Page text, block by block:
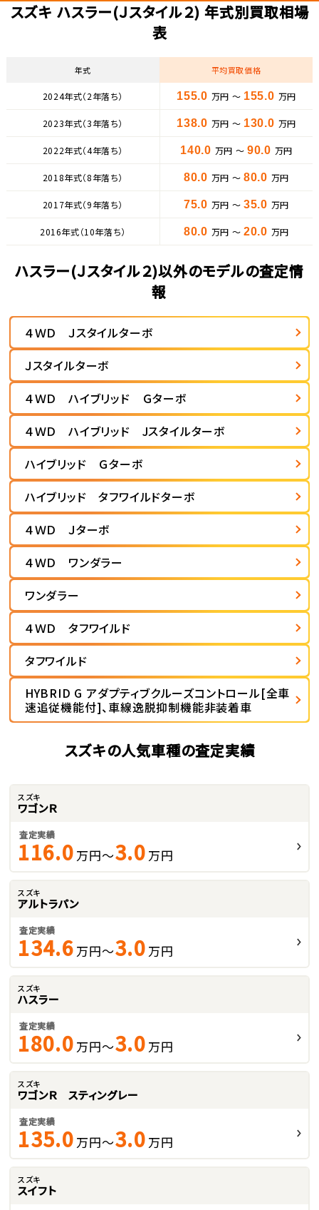
スズキ ハスラー(Ｊスタイル２) 年式別買取相場
表
年式 平均買取価格
2024年式（2年落ち） 155.0 万円 ～ 155.0 万円
2023年式（3年落ち） 138.0 万円 ～ 130.0 万円
2022年式（4年落ち） 140.0 万円 ～ 90.0 万円
2018年式（8年落ち） 80.0 万円 ～ 80.0 万円
2017年式（9年落ち） 75.0 万円 ～ 35.0 万円
2016年式（10年落ち） 80.0 万円 ～ 20.0 万円
ハスラー(Ｊスタイル２)以外のモデルの査定情
報
４ＷＤ Ｊスタイルターボ
Ｊスタイルターボ
４ＷＤ ハイブリッド Ｇターボ
４ＷＤ ハイブリッド Jスタイルターボ
ハイブリッド Ｇターボ
ハイブリッド タフワイルドターボ
４ＷＤ Ｊターボ
４ＷＤ ワンダラー
ワンダラー
４ＷＤ タフワイルド
タフワイルド
HYBRID G アダプティブクルーズコントロール[全車
速追従機能付]、車線逸脱抑制機能非装着車
スズキの人気車種の査定実績
スズキ
ワゴンＲ
査定実績
116.0 万円～3.0 万円
スズキ
アルトラパン
査定実績
134.6 万円～3.0 万円
スズキ
ハスラー
査定実績
180.0 万円～3.0 万円
スズキ
ワゴンＲ スティングレー
査定実績
135.0 万円～3.0 万円
スズキ
スイフト